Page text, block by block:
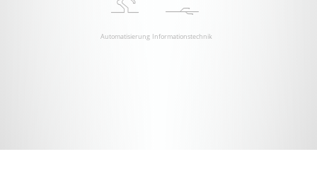
Automatisierung Informationstechnik